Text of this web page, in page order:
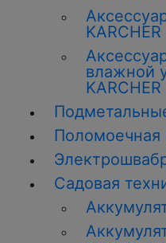
KARCHER
влажной
KARCHER
Садовая